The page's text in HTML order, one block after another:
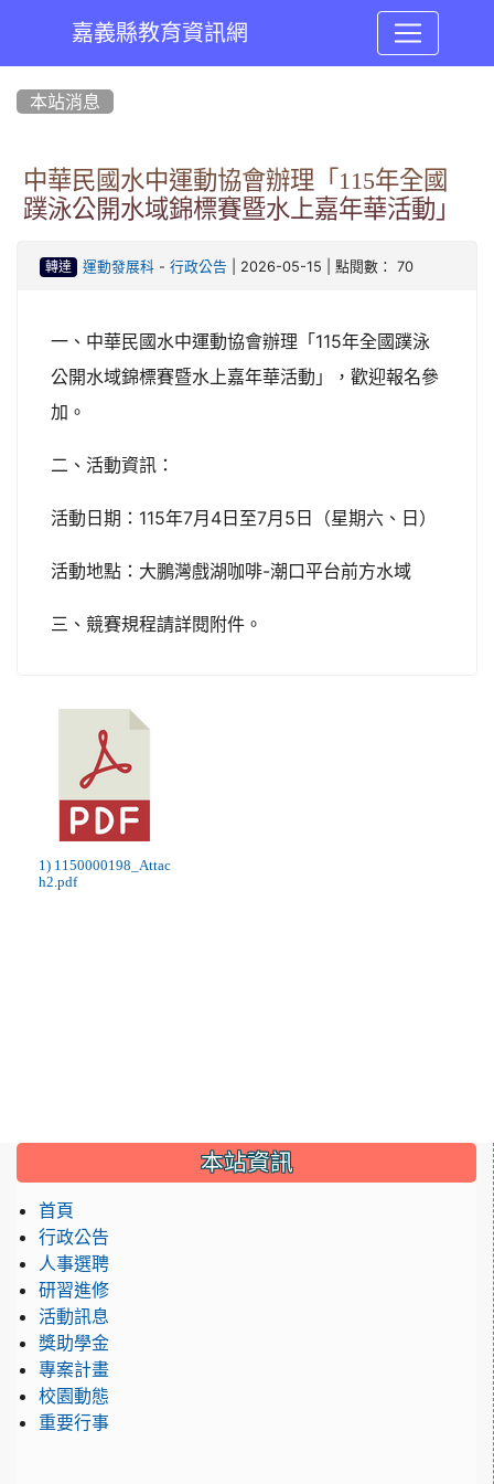
嘉義縣教育資訊網
本站消息
中華民國水中運動協會辦理「115年全國
蹼泳公開水域錦標賽暨水上嘉年華活動」
轉達 運動發展科- 行政公告 | 2026-05-15 | 點閱數： 70
一、中華民國水中運動協會辦理「115年全國蹼泳
公開水域錦標賽暨水上嘉年華活動」，歡迎報名參
加。
二、活動資訊：
活動日期：115年7月4日至7月5日（星期六、日）
活動地點：大鵬灣戲湖咖啡-潮口平台前方水域
三、競賽規程請詳閱附件。
1) 1150000198_Attac
h2.pdf
::: 本站資訊
首頁
行政公告
人事選聘
研習進修
活動訊息
獎助學金
專案計畫
校園動態
重要行事